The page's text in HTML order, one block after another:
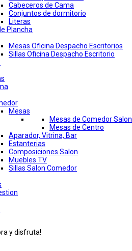
Cabeceros de Cama
Conjuntos de dormitorio
Literas
Plancha
Mesas Oficina Despacho Escritorios
Sillas Oficina Despacho Escritorio
Mesas
Mesas de Comedor Salon
Mesas de Centro
Aparador, Vitrina, Bar
Estanterias
Composiciones Salon
Muebles TV
Sillas Salon Comedor
y disfruta!